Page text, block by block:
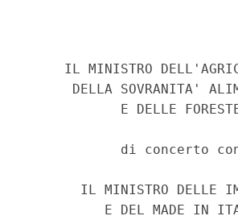
IL MINISTRO
DELLA SOVRANITA'
E DELLE
di concerto
IL MINISTRO DELLE
E DEL MADE IN